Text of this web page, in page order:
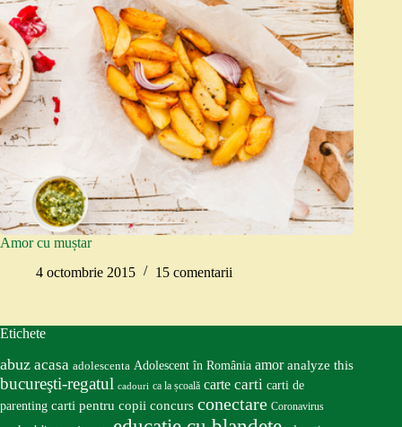
Amor cu muștar
4 octombrie 2015
15 comentarii
Etichete
abuz acasa adolescenta Adolescent în România amor analyze this
bucureşti-regatul cadouri ca la școală carte carti carti de
parenting carti pentru copii concurs conectare Coronavirus